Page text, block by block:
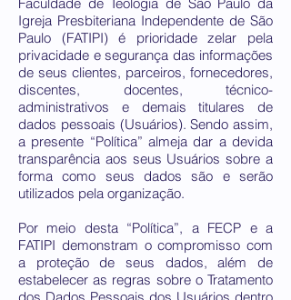
Igreja Presbiteriana Independente de São
Paulo (FATIPI) é prioridade zelar pela
privacidade e segurança das informações
de seus clientes, parceiros, fornecedores,
discentes, docentes, técnico-
administrativos e demais titulares de
dados pessoais (Usuários). Sendo assim,
a presente “Política” almeja dar a devida
transparência aos seus Usuários sobre a
forma como seus dados são e serão
utilizados pela organização.
Por meio desta “Política”, a FECP e a
FATIPI demonstram o compromisso com
a proteção de seus dados, além de
estabelecer as regras sobre o Tratamento